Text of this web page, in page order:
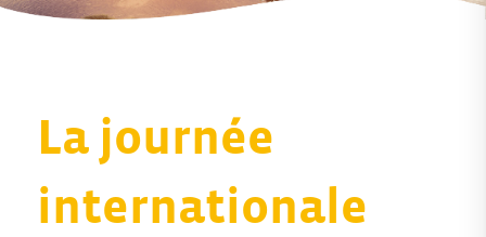
La journée
internationale